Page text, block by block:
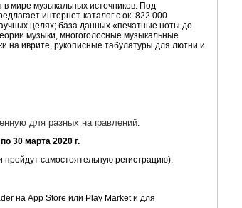
мире музыкальных источников. Под
интернет-каталог с ок. 822 000
целях; база данных «печатные ноты до
музыки, многоголосные музыкальные
на иврите, рукописные табулатуры для лютни и
для разных направлений.
30 марта 2020 г.
самостоятельную регистрацию):
на App Store или Play Market и для